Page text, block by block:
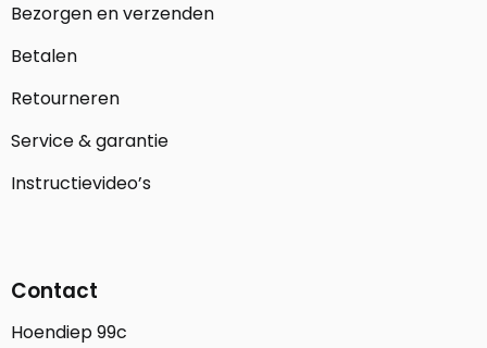
Bezorgen en verzenden
Betalen
Retourneren
Service & garantie
Instructievideo’s
Contact
Hoendiep 99c